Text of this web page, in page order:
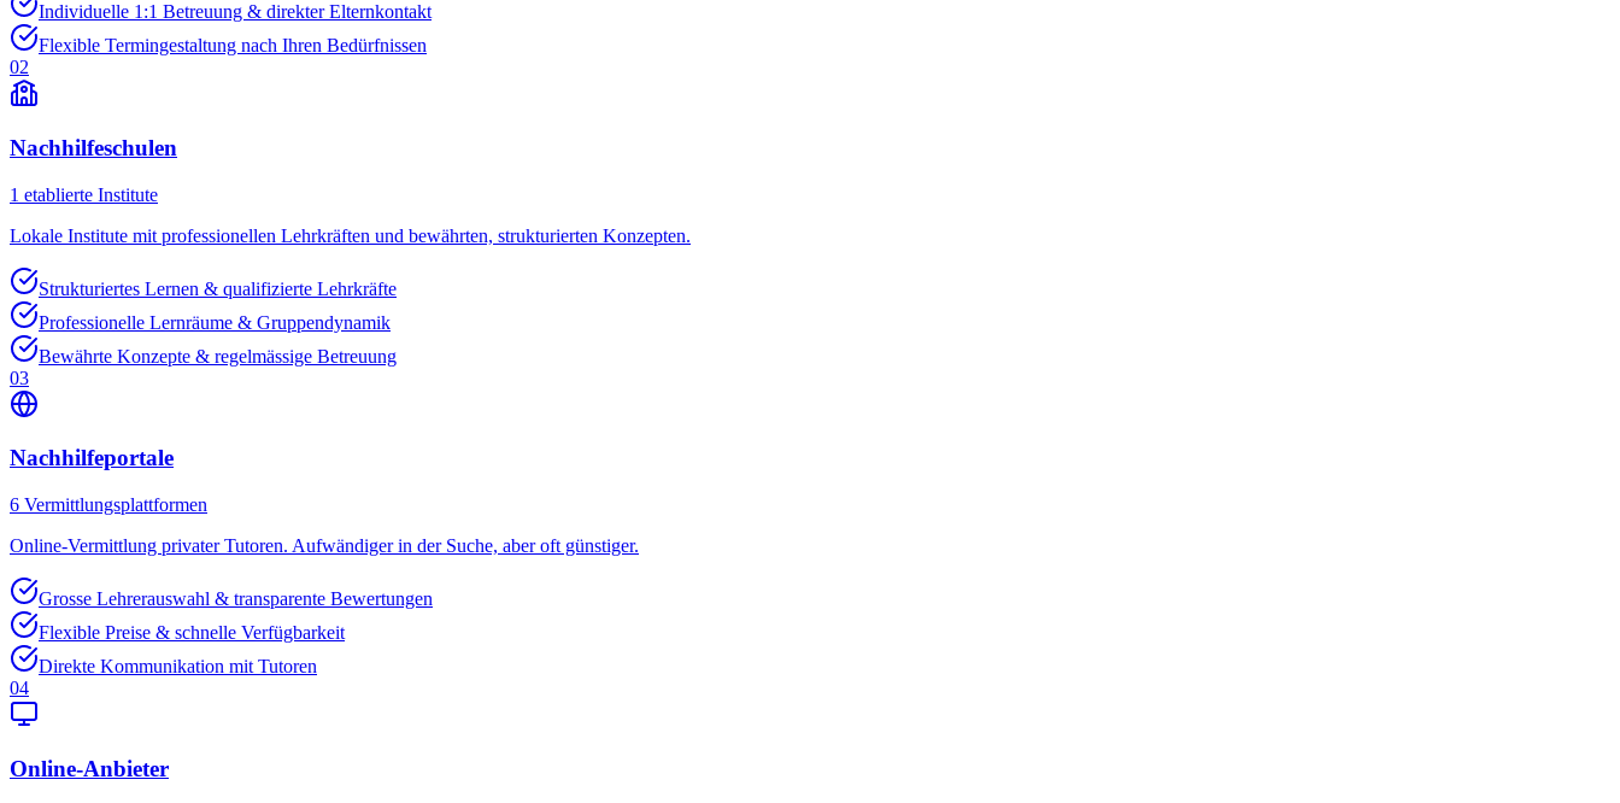
Individuelle 1:1 Betreuung & direkter Elternkontakt
Flexible Termingestaltung nach Ihren Bedürfnissen
02
Nachhilfeschulen
1 etablierte Institute
Lokale Institute mit professionellen Lehrkräften und bewährten, strukturierten Konzepten.
Strukturiertes Lernen & qualifizierte Lehrkräfte
Professionelle Lernräume & Gruppendynamik
Bewährte Konzepte & regelmässige Betreuung
03
Nachhilfeportale
6 Vermittlungsplattformen
Online-Vermittlung privater Tutoren. Aufwändiger in der Suche, aber oft günstiger.
Grosse Lehrerauswahl & transparente Bewertungen
Flexible Preise & schnelle Verfügbarkeit
Direkte Kommunikation mit Tutoren
04
Online-Anbieter